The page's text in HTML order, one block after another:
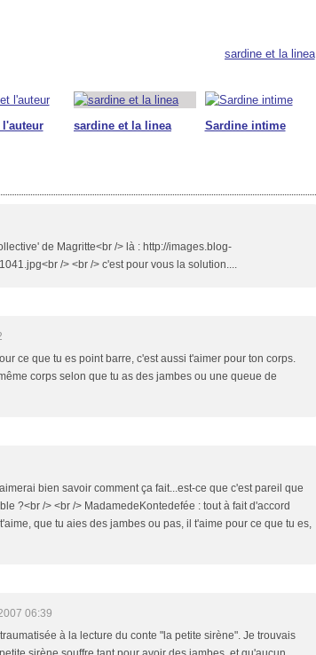
sardine et la linea
l'auteur sardine et la linea Sardine intime
de Magritte<br /> là : http://images.blog-
/> <br /> c'est pour vous la solution....
ce que tu es point barre, c'est aussi t'aimer pour ton corps.
corps selon que tu as des jambes ou une queue de
bien savoir comment ça fait...est-ce que c'est pareil que
?<br /> <br /> MadamedeKontedefée : tout à fait d'accord
que tu aies des jambes ou pas, il t'aime pour ce que tu es,
06:39
à la lecture du conte "la petite sirène". Je trouvais